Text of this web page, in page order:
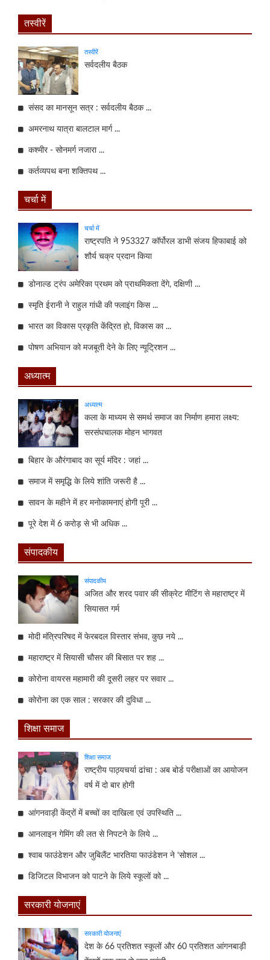
तस्वीरें
तस्वीरें
सर्वदलीय बैठक
संसद का मानसून सत्र : सर्वदलीय बैठक ...
अमरनाथ यात्रा बालटाल मार्ग ...
कश्मीर - सोनमर्ग नजारा ...
कर्तव्यपथ बना शक्तिपथ ...
चर्चा में
चर्चा में
राष्ट्रपति ने 953327 कॉर्पोरल डाभी संजय हिफाबाई को
शौर्य चक्र प्रदान किया
डोनाल्ड ट्रंप अमेरिका प्रथम को प्राथमिकता देंगे, दक्षिणी ...
स्मृति ईरानी ने राहुल गांधी की फ्लाइंग किस ...
भारत का विकास प्रकृति केंद्रित हो, विकास का ...
पोषण अभियान को मजबूती देने के लिए न्यूट्रिशन ...
अध्यात्म
अध्यात्म
कला के माध्यम से समर्थ समाज का निर्माण हमारा लक्ष्य:
सरसंघचालक मोहन भागवत
बिहार के औरंगाबाद का सूर्य मंदिर : जहां ...
समाज में समृद्धि के लिये शांति जरूरी है ...
सावन के महीने में हर मनोकामनाएं होगी पूरी ...
पूरे देश में 6 करोड़ से भी अधिक ...
संपादकीय
संपादकीय
अजित और शरद पवार की सीक्रेट मीटिंग से महाराष्ट्र में
सियासत गर्म
मोदी मंत्रिपरिषद में फेरबदल विस्तार संभव, कुछ नये ...
महाराष्ट्र में सियासी चौसर की बिसात पर शह ...
कोरोना वायरस महामारी की दूसरी लहर पर सवार ...
कोरोना का एक साल : सरकार की दुविधा ...
शिक्षा समाज
शिक्षा समाज
राष्ट्रीय पाठ्यचर्या ढांचा : अब बोर्ड परीक्षाओं का आयोजन
वर्ष में दो बार होगी
आंगनवाड़ी केंद्रों में बच्चों का दाखिला एवं उपस्थिति ...
आनलाइन गेमिंग की लत से निपटने के लिये ...
श्वाब फाउंडेशन और जुबिलैंट भारतिया फाउंडेशन ने ‘सोशल ...
डिजिटल विभाजन को पाटने के लिये स्कूलों को ...
सरकारी योजनाएं
सरकारी योजनाएं
देश के 66 प्रतिशत स्कूलों और 60 प्रतिशत आंगनबाड़ी